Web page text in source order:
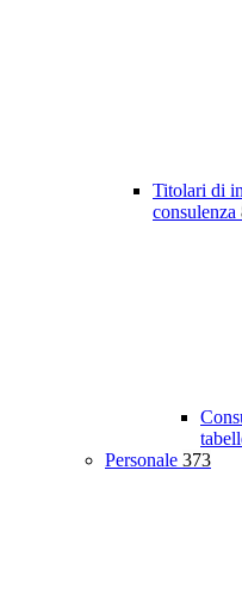
Titolari di
consulenza
Personale 373